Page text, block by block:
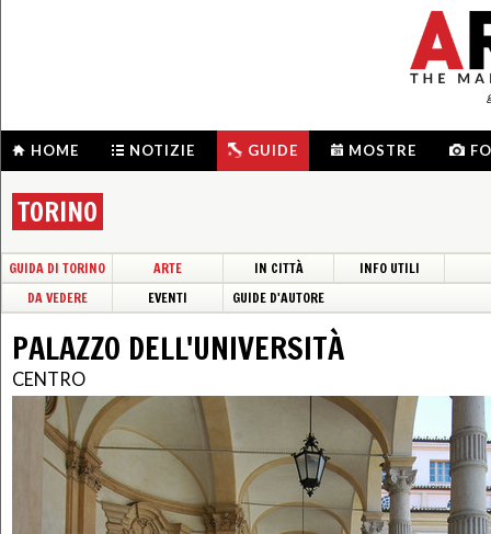
HOME NOTIZIE GUIDE MOSTRE
TORINO
GUIDA DI TORINO ARTE IN CITTÀ
INFO UTILI
DA VEDERE
EVENTI GUIDE D'AUTORE
PALAZZO DELL'UNIVERSITÀ
CENTRO